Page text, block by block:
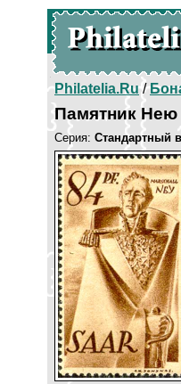
Philatelia.Ru/
Памятник
Серия: Стандартный